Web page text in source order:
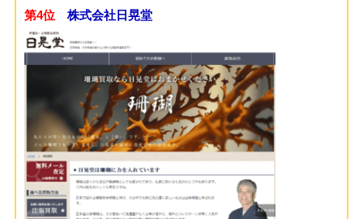
第4位 株式会社日晃堂